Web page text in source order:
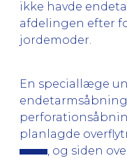
ikke havde
afdelingen efter
jordemoder.
En speciallæge
planlagde
, og siden